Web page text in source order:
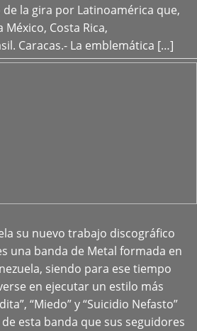
la gira por Latinoamérica que,
Costa Rica,
Caracas.- La emblemática […]
su nuevo trabajo discográfico
una banda de Metal formada en
siendo para ese tiempo
en ejecutar un estilo más
“Miedo” y “Suicidio Nefasto”
esta banda que sus seguidores
+